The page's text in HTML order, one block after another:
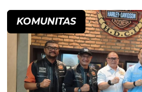
KOMUNITAS